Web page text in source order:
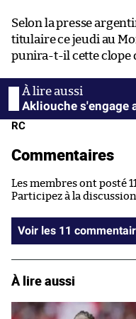
Selon la presse
titulaire ce jeudi au
punira-t-il cette clope
Akliouche s'engage
RC
Commentaires
Les membres ont posté
Participez à la discussion
Voir les 11
À lire aussi